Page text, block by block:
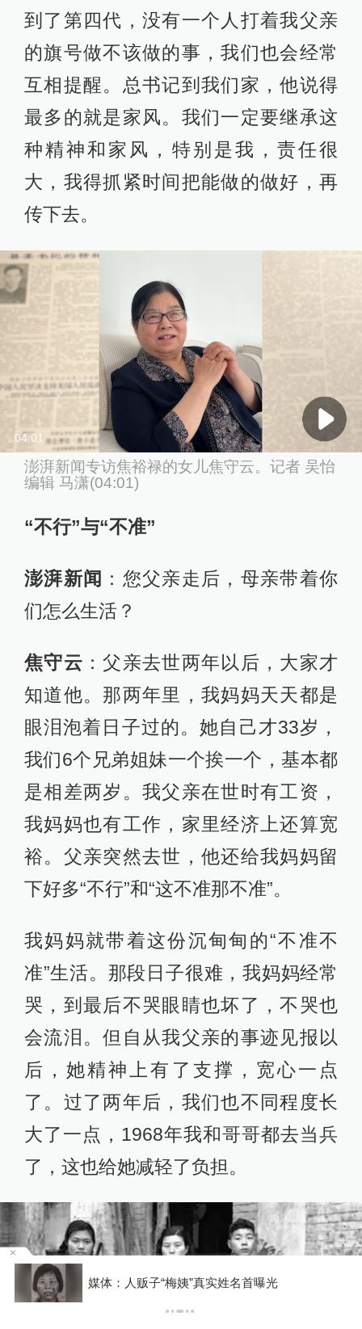
到了第四代，没有一个人打着我父亲
的旗号做不该做的事，我们也会经常
互相提醒。总书记到我们家，他说得
最多的就是家风。我们一定要继承这
种精神和家风，特别是我，责任很
大，我得抓紧时间把能做的做好，再
传下去。
04:01
澎湃新闻专访焦裕禄的女儿焦守云。记者 吴怡
编辑 马潇(04:01)
“不行”与“不准”
澎湃新闻 ：您父亲走后，母亲带着你
们怎么生活？
焦守云 ：父亲去世两年以后，大家才
知道他。那两年里，我妈妈天天都是
眼泪泡着日子过的。她自己才33岁，
我们6个兄弟姐妹一个挨一个，基本都
是相差两岁。我父亲在世时有工资，
我妈妈也有工作，家里经济上还算宽
裕。父亲突然去世，他还给我妈妈留
下好多“不行”和“这不准那不准”。
我妈妈就带着这份沉甸甸的“不准不
准”生活。那段日子很难，我妈妈经常
哭，到最后不哭眼睛也坏了，不哭也
会流泪。但自从我父亲的事迹见报以
后，她精神上有了支撑，宽心一点
了。过了两年后，我们也不同程度长
大了一点，1968年我和哥哥都去当兵
了，这也给她减轻了负担。
联合国教科文组织确认北京为2029年“世界建筑
之都”